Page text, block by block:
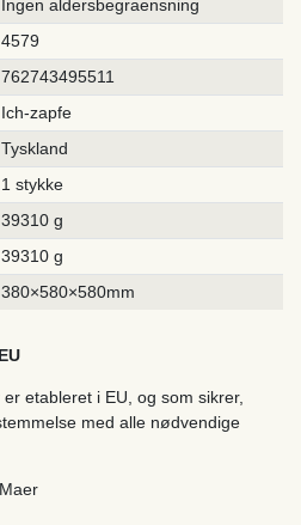
Ingen aldersbegraensning
4579
762743495511
Ich-zapfe
Tyskland
1 stykke
39310 g
39310 g
380×580×580mm
etableret i EU, og som sikrer,
med alle nødvendige